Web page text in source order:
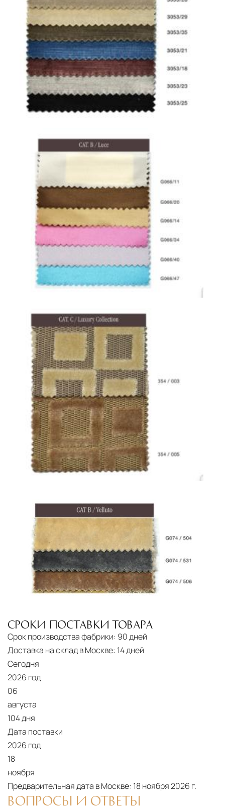
СРОКИ ПОСТАВКИ ТОВАРА
Срок производства фабрики: 90 дней
Доставка на склад в Москве: 14 дней
Сегодня
2026 год
06
августа
104 дня
Дата поставки
2026 год
18
ноября
Предварительная дата в Москве: 18 ноября 2026 г.
ВОПРОСЫ И ОТВЕТЫ